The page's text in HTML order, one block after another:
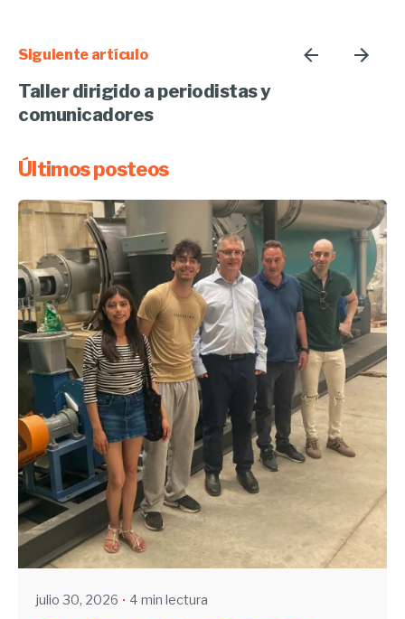
Siguiente artículo
Taller dirigido a periodistas y
comunicadores
Últimos posteos
Enviado por
UHE
julio 30, 2026 4 min lectura